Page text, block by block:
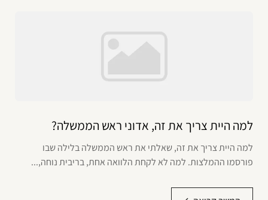
למה היית צריך את זה, אדוני ראש הממשלה?
למה היית צריך את זה, שאלתי את ראש הממשלה בלילה שבו
פורסמו ההמלצות. למה לא לקחת הלוואה אחת, בריבית נוחה,...